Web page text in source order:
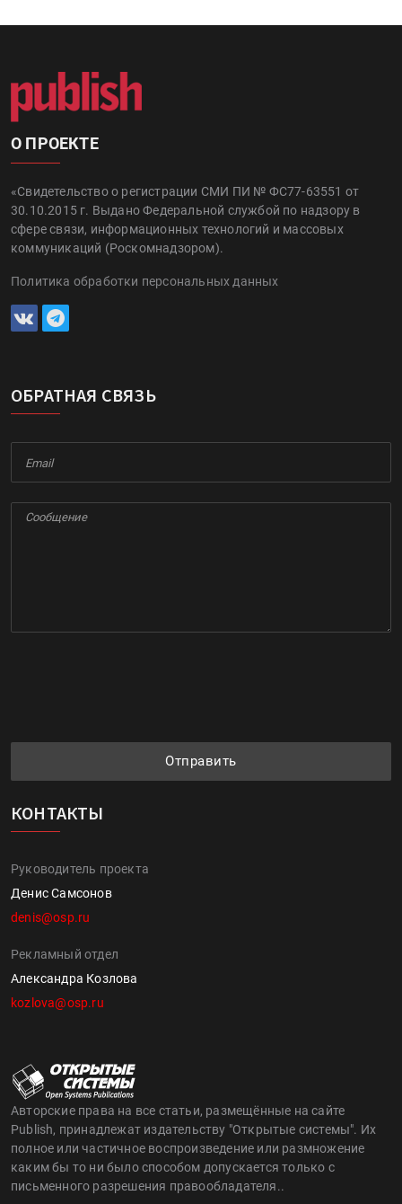
О ПРОЕКТЕ
«Свидетельство о регистрации СМИ ПИ № ФС77-63551 от
30.10.2015 г. Выдано Федеральной службой по надзору в
сфере связи, информационных технологий и массовых
коммуникаций (Роскомнадзором).
Политика обработки персональных данных
ОБРАТНАЯ СВЯЗЬ
Отправить
КОНТАКТЫ
Руководитель проекта
Денис Самсонов
denis@osp.ru
Рекламный отдел
Александра Козлова
kozlova@osp.ru
Авторские права на все статьи, размещённые на сайте
Publish, принадлежат издательству "Открытые системы". Их
полное или частичное воспроизведение или размножение
каким бы то ни было способом допускается только с
письменного разрешения правообладателя..